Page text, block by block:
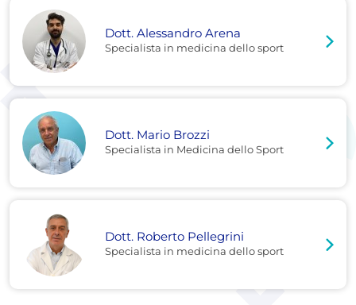
Dott. Alessandro Arena
Specialista in medicina dello sport
Dott. Mario Brozzi
Specialista in Medicina dello Sport
Dott. Roberto Pellegrini
Specialista in medicina dello sport